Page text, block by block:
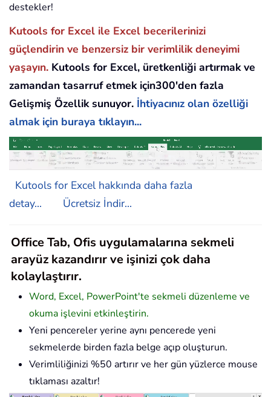
destekler!
Kutools for Excel ile Excel becerilerinizi
güçlendirin ve benzersiz bir verimlilik deneyimi
yaşayın. Kutools for Excel, üretkenliği artırmak ve
zamandan tasarruf etmek için300'den fazla
Gelişmiş Özellik sunuyor. İhtiyacınız olan özelliği
almak için buraya tıklayın...
Kutools for Excel hakkında daha fazla
detay...
Ücretsiz İndir...
Office Tab, Ofis uygulamalarına sekmeli
arayüz kazandırır ve işinizi çok daha
kolaylaştırır.
Word, Excel, PowerPoint'te sekmeli düzenleme ve
okuma işlevini etkinleştirin.
Yeni pencereler yerine aynı pencerede yeni
sekmelerde birden fazla belge açıp oluşturun.
Verimliliğinizi %50 artırır ve her gün yüzlerce mouse
tıklaması azaltır!